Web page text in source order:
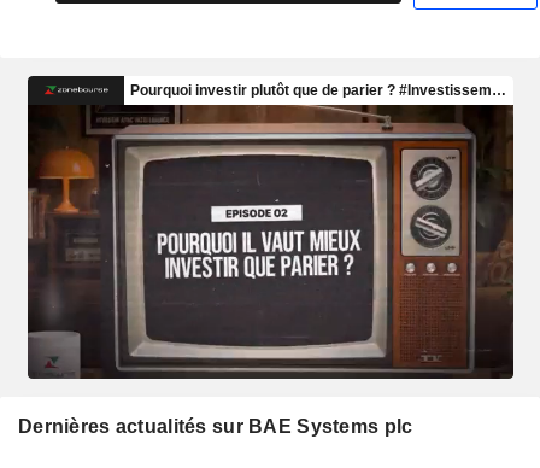
Dernières actualités sur BAE Systems plc